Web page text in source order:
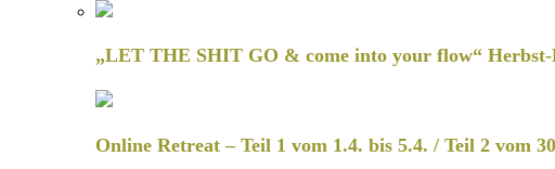
„LET THE SHIT GO & come into your flow“ Herbst-
Online Retreat – Teil 1 vom 1.4. bis 5.4. / Teil 2 vom